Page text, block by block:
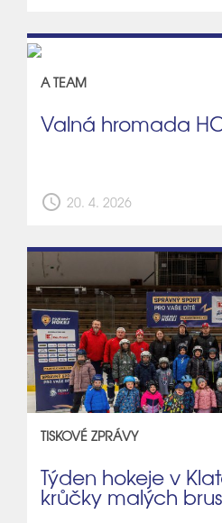
A TEAM
Valná hromada
schedule 20. 4. 2026
TISKOVÉ ZPRÁVY
Týden hokeje v
krůčky malých